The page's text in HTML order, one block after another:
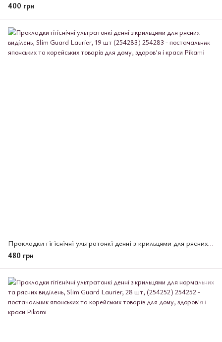
400 грн
Прокладки гігієнічні ультратонкі денні з крильцями для рясних виділень, Slim Guard Laurier, 19 шт (254283)
480 грн